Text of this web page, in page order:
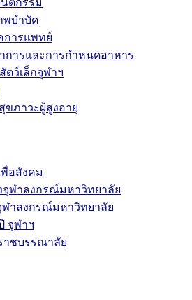
พบำบัด
การแพทย์
ารและการกำหนดอาหาร
ตว์เล็กจุฬาฯ
ขภาวะผู้สูงอายุ
อสังคม
ฬาลงกรณ์มหาวิทยาลัย
าลงกรณ์มหาวิทยาลัย
จุฬาฯ
าชบรรณาลัย